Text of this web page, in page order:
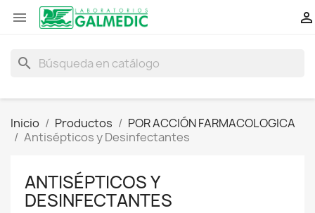
 
search
Inicio Productos
POR ACCIÓN FARMACOLOGICA
Antisépticos y Desinfectantes
ANTISÉPTICOS Y
DESINFECTANTES